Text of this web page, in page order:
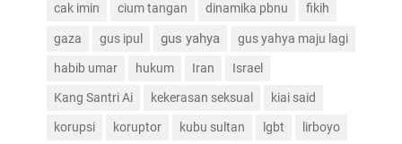
cak imin cium tangan dinamika pbnu fikih
gaza gus ipul gus yahya gus yahya maju lagi
habib umar hukum Iran Israel
Kang Santri Ai kekerasan seksual kiai said
korupsi koruptor kubu sultan lgbt lirboyo